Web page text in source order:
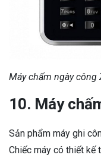
Máy chấm ngày công
10. Máy
Sản phẩm máy ghi
Chiếc máy có thiết kế